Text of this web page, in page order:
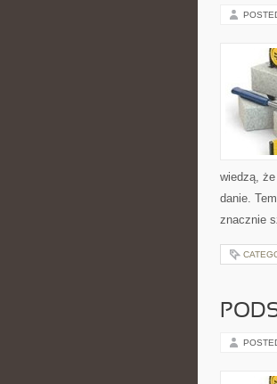
wiedzą,
danie.
znacznie